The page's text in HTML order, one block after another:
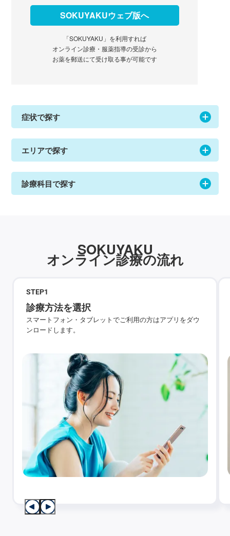
SOKUYAKUウェブ版へ
「SOKUYAKU」を利用すれば
オンライン診療・服薬指導の受診から
お薬を郵送にて受け取る事が可能です
症状で探す
エリアで探す
診療科目で探す
SOKUYAKU
オンライン診療の流れ
STEP1
診療方法を選択
スマートフォン・タブレットでご利用の方はアプリをダウ
ンロードします。